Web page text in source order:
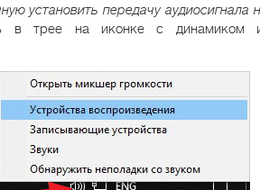
установить передачу аудиосигнала
в трее на иконке с динамиком и